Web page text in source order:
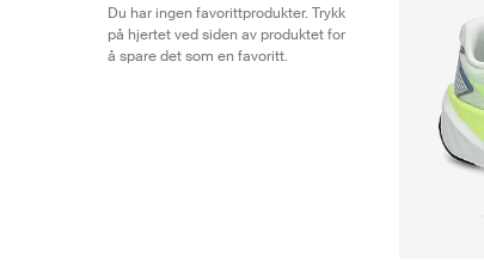
Du har ingen favorittprodukter. Trykk
på hjertet ved siden av produktet for
å spare det som en favoritt.